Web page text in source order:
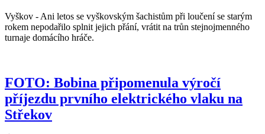
Vyškov - Ani letos se vyškovským šachistům při loučení se starým
rokem nepodařilo splnit jejich přání, vrátit na trůn stejnojmenného
turnaje domácího hráče.
FOTO: Bobina připomenula výročí
příjezdu prvního elektrického vlaku na
Střekov